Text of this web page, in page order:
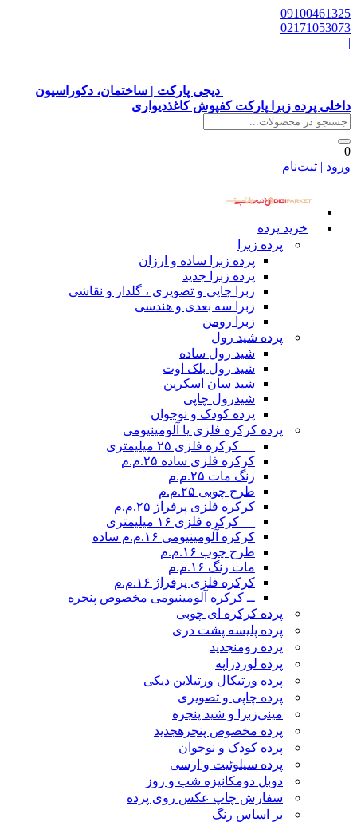
09100461325
02171053073
|
دیجی پارکت | ساختمان، دکوراسیون
داخلی پرده زبرا پارکت کفپوش کاغذدیواری
0
ورود | ثبت‌نام
خرید پرده
پرده زبرا
پرده زبرا ساده و ارزان
پرده زبرا جدید
زبرا چاپی و تصویری ، گلدار و نقاشی
زبرا سه بعدی و هندسی
زبرا رومن
پرده شید رول
شید رول ساده
شید رول بلک اوت
شید سان اسکرین
شیدرول چاپی
پرده کودک و نوجوان
پرده کرکره فلزی یا آلومینیومی
__ کرکره فلزی ۲۵ میلیمتری
کرکره فلزی ساده ۲۵.م.م
رنگ مات ۲۵.م.م
طرح چوبی ۲۵.م.م
کرکره فلزی پرفراژ ۲۵.م.م
__ کرکره فلزی ۱۶ میلیمتری
کرکره آلومینیومی ۱۶.م.م ساده
طرح چوب ۱۶.م.م
مات رنگ ۱۶.م.م
کرکره فلزی پرفراژ ۱۶.م.م
ــ کرکره آلومینیومی مخصوص پنجره
پرده کرکره ای چوبی
پرده پلیسه پشت دری
پرده رومنجدید
پرده لوردراپه
پرده ورتیکال ورتیلاین دیکی
پرده چاپی و تصویری
مینی‌زبرا و شید پنجره
پرده مخصوص پنجرهجدید
پرده کودک و نوجوان
پرده سیلوئیت و ارسی
دوبل دومکانیزه شب و روز
سفارش چاپ عکس روی پرده
بر اساس رنگ